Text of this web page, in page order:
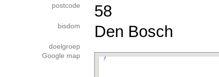
postcode 58
bisdom Den Bosch
doelgroep
Google map